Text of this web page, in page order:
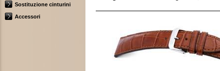
Sostituzione cinturini
Accessori